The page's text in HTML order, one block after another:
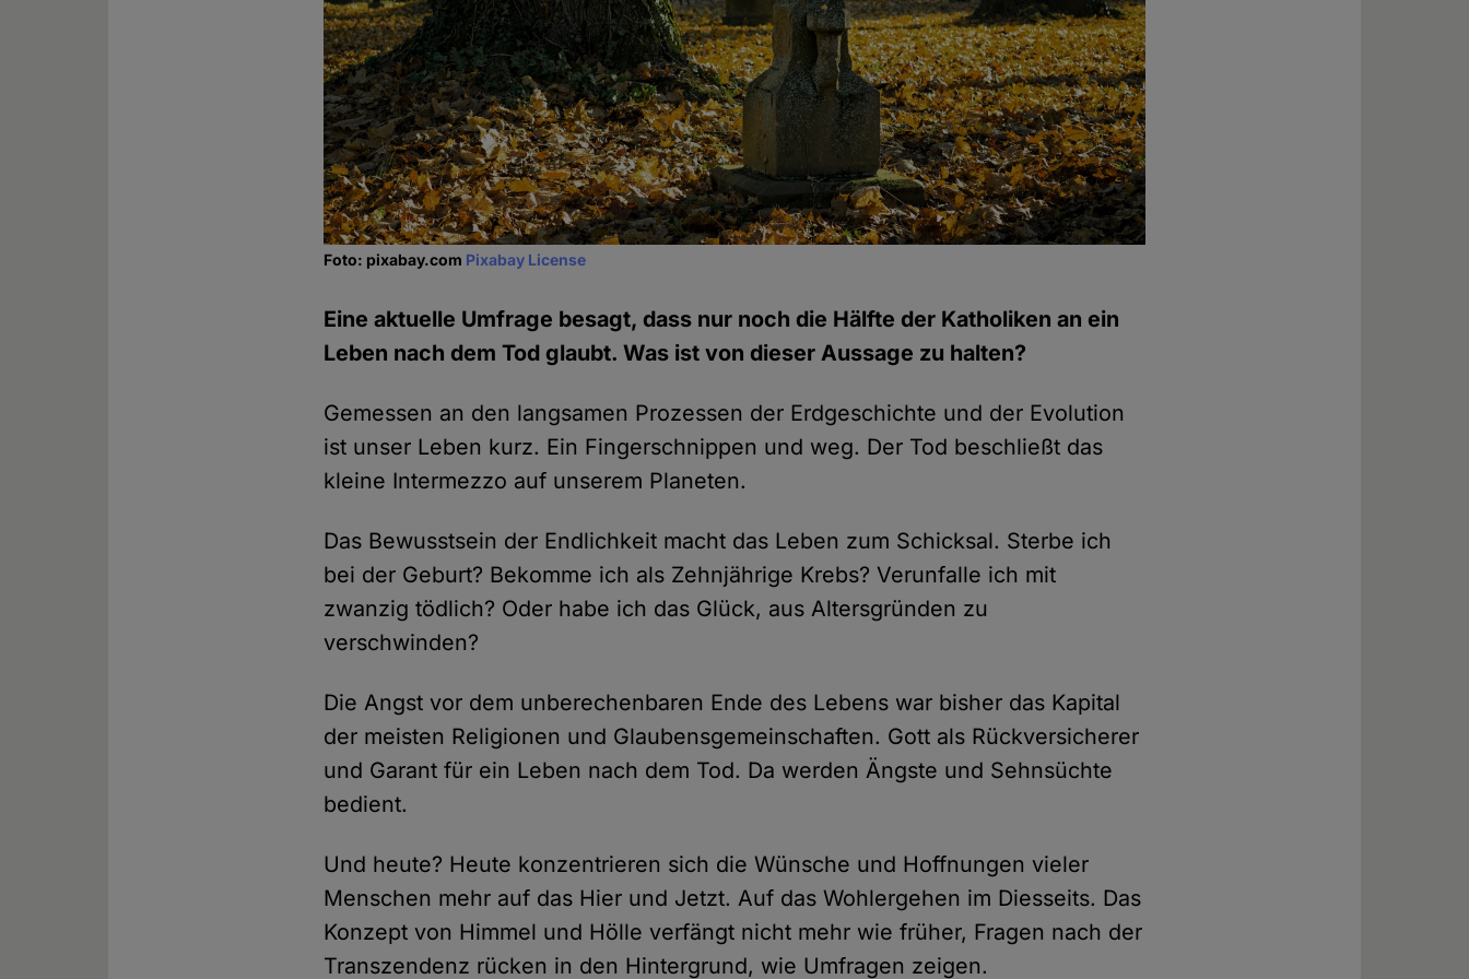
Foto: pixabay.com Pixabay License
Eine aktuelle Umfrage besagt, dass nur noch die Hälfte der Katholiken an ein
Leben nach dem Tod glaubt. Was ist von dieser Aussage zu halten?
Gemessen an den langsamen Prozessen der Erdgeschichte und der Evolution
ist unser Leben kurz. Ein Fingerschnippen und weg. Der Tod beschließt das
kleine Intermezzo auf unserem Planeten.
Das Bewusstsein der Endlichkeit macht das Leben zum Schicksal. Sterbe ich
bei der Geburt? Bekomme ich als Zehnjährige Krebs? Verunfalle ich mit
zwanzig tödlich? Oder habe ich das Glück, aus Altersgründen zu
verschwinden?
Die Angst vor dem unberechenbaren Ende des Lebens war bisher das Kapital
der meisten Religionen und Glaubensgemeinschaften. Gott als Rückversicherer
und Garant für ein Leben nach dem Tod. Da werden Ängste und Sehnsüchte
bedient.
Und heute? Heute konzentrieren sich die Wünsche und Hoffnungen vieler
Menschen mehr auf das Hier und Jetzt. Auf das Wohlergehen im Diesseits. Das
Konzept von Himmel und Hölle verfängt nicht mehr wie früher, Fragen nach der
Transzendenz rücken in den Hintergrund, wie Umfragen zeigen.